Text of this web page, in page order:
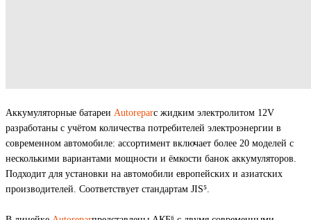
Аккумуляторные батареи Autoreparс жидким электролитом 12V
разработаны с учётом количества потребителей электроэнергии в
современном автомобиле: ассортимент включает более 20 моделей c
несколькими вариантами мощности и ёмкости банок аккумуляторов.
Подходит для установки на автомобили европейских и азиатских
производителей. Соответствует стандартам JIS⁵.